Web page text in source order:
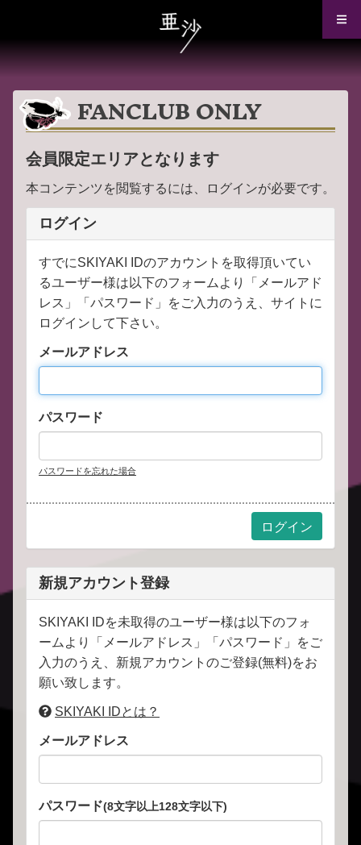
FANCLUB ONLY
会員限定エリアとなります
本コンテンツを閲覧するには、ログインが必要です。
ログイン
すでにSKIYAKI IDのアカウントを取得頂いてい
るユーザー様は以下のフォームより「メールアド
レス」「パスワード」をご入力のうえ、サイトに
ログインして下さい。
メールアドレス
パスワード
パスワードを忘れた場合
新規アカウント登録
SKIYAKI IDを未取得のユーザー様は以下のフォ
ームより「メールアドレス」「パスワード」をご
入力のうえ、新規アカウントのご登録(無料)をお
願い致します。
SKIYAKI IDとは？
メールアドレス
パスワード(8文字以上128文字以下)